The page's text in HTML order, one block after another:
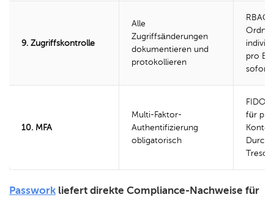
9. Zugriffskontrolle
Alle
Zugriffsänderungen
dokumentieren und
protokollieren
RBAC
pro
10. MFA
Multi-Faktor-
Authentifizierung
obligatorisch
für
Passwork liefert direkte Compliance-Nachweise für